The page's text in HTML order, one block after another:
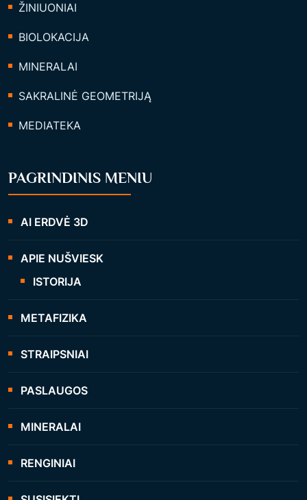
ŽINIUONIAI
BIOLOKACIJA
MINERALAI
SAKRALINĖ GEOMETRIJĄ
MEDIATEKA
PAGRINDINIS MENIU
AI ERDVĖ 3D
APIE NUŠVIESK
ISTORIJA
METAFIZIKA
STRAIPSNIAI
PASLAUGOS
MINERALAI
RENGINIAI